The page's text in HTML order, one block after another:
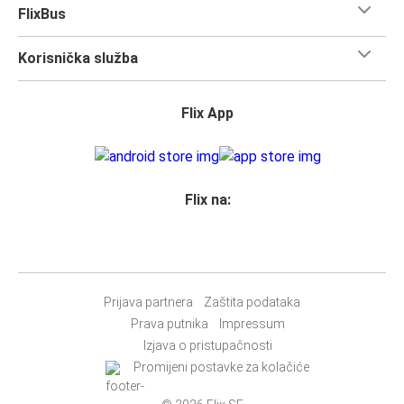
, možeš to
učiniti u trenutku rezervacije. Odaberi
prilikom kupnje karte bilo kojim od naših dostupnih načina
FlixBus
Korisnička služba
Flix App
Flix na:
Prijava partnera
Zaštita podataka
Prava putnika
Impressum
Izjava o pristupačnosti
Promijeni postavke za kolačiće